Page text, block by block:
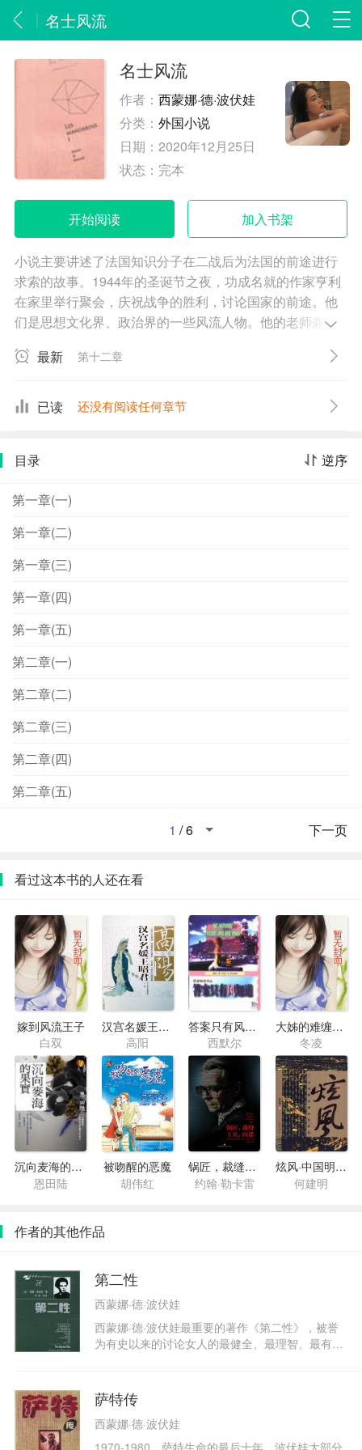
名士风流
名士风流
作者：西蒙娜·德·波伏娃
分类：外国小说
日期：2020年12月25日
状态： 完本
开始阅读 加入书架
小说主要讲述了法国知识分子在二战后为法国的前途进行
求索的故事。1944年的圣诞节之夜，功成名就的作家亨利
在家里举行聚会，庆祝战争的胜利，讨论国家的前途。他
们是思想文化界、政治界的一些风流人物。他的老师兼挚
强的左派组织，并把亨利创办的《希望报》纳入到这个组
布勒伊发生了分歧。最后，由于两人的信念一致，走到了
主人公的工作及家庭生活的展示，真实地反映出二战后法
当时法国社会内部两大阵营的矛盾与冲突。该作获得1954
年法国龚古尔文学奖。
最新 第十二章
已读 还没有阅读任何章节
逆序
目录
第一章(一)
第一章(二)
第一章(三)
第一章(四)
第一章(五)
第二章(一)
第二章(二)
第二章(三)
第二章(四)
第二章(五)
下一页
1 /6
看过这本书的人还在看
嫁到风流王子
白双
汉宫名媛王昭君
高阳
答案只有风知道
西默尔
大姊的难缠总裁
冬凌
沉向麦海的果实
恩田陆
被吻醒的恶魔
胡伟红
锅匠，裁缝，士兵，间谍
约翰·勒卡雷
炫风·中国明星城市发展史
何建明
作者的其他作品
第二性
西蒙娜·德·波伏娃
西蒙娜·德·波伏娃最重要的著作《第二性》，被誉
为有史以来的讨论女人的最健全、最理智、最有智
也有不止一个版本被翻译出版。然而这些中译本要
么不是全译本，要么就是从英译本转译而来，不仅
给读者造成阅读缺憾，也致学者的研究产生偏差。
这部西方女权主义的理论经典，何时才能完整、准
萨特传
西蒙娜·德·波伏娃